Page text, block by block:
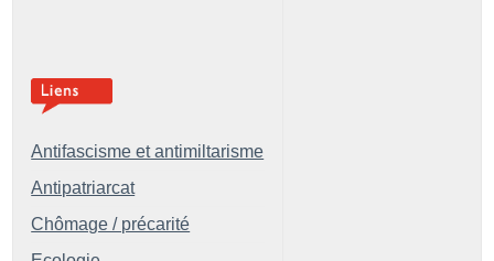
Antifascisme et antimiltarisme
Antipatriarcat
Chômage / précarité